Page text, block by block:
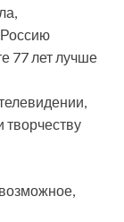
Россию
77 лет лучше